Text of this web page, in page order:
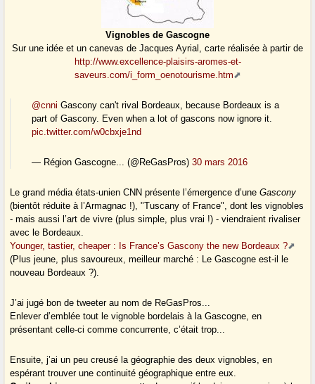
Vignobles de Gascogne
Sur une idée et un canevas de Jacques Ayrial, carte réalisée à partir de
http://www.excellence-plaisirs-aromes-et-
saveurs.com/i_form_oenotourisme.htm
@cnni Gascony can't rival Bordeaux, because Bordeaux is a
part of Gascony. Even when a lot of gascons now ignore it.
pic.twitter.com/w0cbxje1nd
— Région Gascogne... (@ReGasPros)30 mars 2016
Le grand média états-unien CNN présente l’émergence d’uneGascony
(bientôt réduite à l’Armagnac !), "Tuscany of France", dont les vignobles
- mais aussi l’art de vivre (plus simple, plus vrai !) - viendraient rivaliser
avec le Bordeaux.
Younger, tastier, cheaper : Is France’s Gascony the new Bordeaux ?
(Plus jeune, plus savoureux, meilleur marché : Le Gascogne est-il le
nouveau Bordeaux ?).
J’ai jugé bon de tweeter au nom de ReGasPros...
Enlever d’emblée tout le vignoble bordelais à la Gascogne, en
présentant celle-ci comme concurrente, c’était trop...
Ensuite, j’ai un peu creusé la géographie des deux vignobles, en
espérant trouver une continuité géographique entre eux.